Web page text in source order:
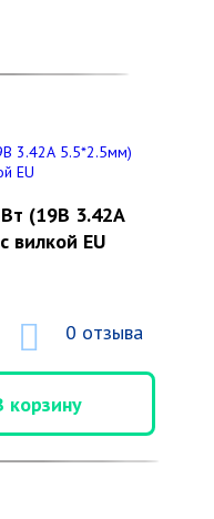
(19В 3.42А
вилкой EU
0 отзыва
корзину